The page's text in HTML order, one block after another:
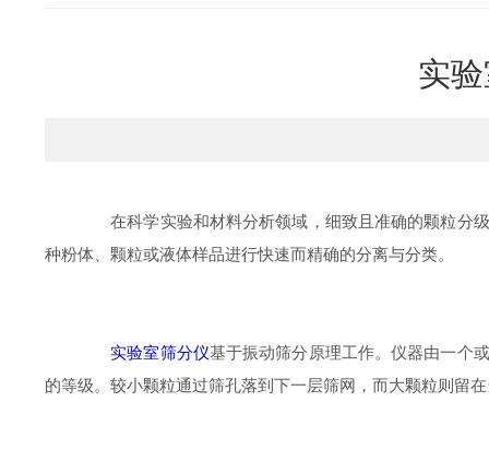
实
在科学实验和材料分析领域，细致且准确的颗粒分级
种粉体、颗粒或液体样品进行快速而精确的分离与分类。
实验室筛分仪基于振动筛分原理工作。仪器由一个
的等级。较小颗粒通过筛孔落到下一层筛网，而大颗粒则留